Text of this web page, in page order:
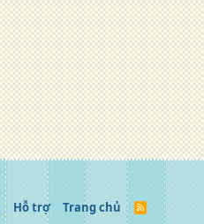
Hỗ trợ Trang chủ
R